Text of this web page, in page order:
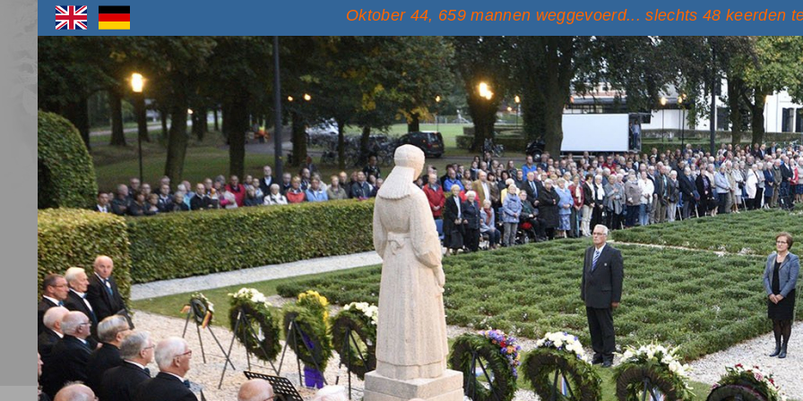
Oktober 44, 659 mannen weggevoerd... slechts 48 keerden